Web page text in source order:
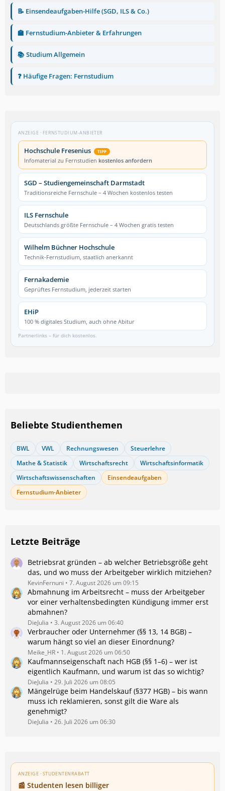
📝 Einsendeaufgaben-Hilfe (SGD, ILS & Co.)
🏫 Fernstudium-Anbieter & Erfahrungen
📚 Studium Allgemein
❓ Häufige Fragen: Fernstudium
ANZEIGE · FERNSTUDIUM-ANBIETER
Hochschule Fresenius TIPP
Infomaterial zu Fernstudien kostenlos anfordern
SGD – Studiengemeinschaft Darmstadt
Traditionsreiche Fernschule – 4 Wochen kostenlos testen
ILS Fernschule
Deutschlands größte Fernschule – 4 Wochen gratis testen
Wilhelm Büchner Hochschule
Technik-Fernstudium, staatlich anerkannt
Fernakademie
Geprüftes Fernstudium, jederzeit starten
EHiP
100 % digitales Studium, auch ohne Abitur
Partnerlinks – für dich kostenlos.
Beliebte Studienthemen
BWL VWL Rechnungswesen
Steuerlehre
Mathe & Statistik
Wirtschaftsrecht
Wirtschaftsinformatik
Wirtschaftswissenschaften
Einsendeaufgaben
Fernstudium-Anbieter
Letzte Beiträge
Betriebsrat gründen – ab welcher Betriebsgröße geht
das, und wo muss der Arbeitgeber wirklich mitziehen?
KevinFernuni 7. August 2026 um 09:15
Abmahnung im Arbeitsrecht – muss der Arbeitgeber
vor einer verhaltensbedingten Kündigung immer erst
abmahnen?
DieJulia 3. August 2026 um 06:40
Verbraucher oder Unternehmer (§§ 13, 14 BGB) –
warum hängt so viel an dieser Einordnung?
Meike_HR 1. August 2026 um 06:50
Kaufmannseigenschaft nach HGB (§§ 1–6) – wer ist
eigentlich Kaufmann, und warum ist das so wichtig?
DieJulia 29. Juli 2026 um 08:05
Mängelrüge beim Handelskauf (§377 HGB) – bis wann
muss ich reklamieren, sonst gilt die Ware als
genehmigt?
DieJulia 26. Juli 2026 um 06:30
ANZEIGE · STUDENTENRABATT
📰 Studenten lesen billiger